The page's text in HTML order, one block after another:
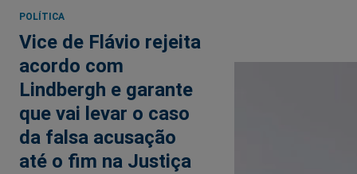
POLÍTICA
Vice de Flávio rejeita
acordo com
Lindbergh e garante
que vai levar o caso
da falsa acusação
até o fim na Justiça